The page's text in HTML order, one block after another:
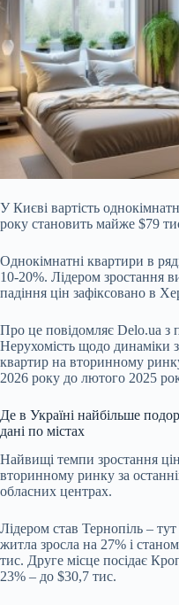
У Києві вартість
року становить майже $79
Однокімнатні квартири в
10-20%. Лідером зростання
падіння цін зафіксовано в
Про це повідомляє Delo.ua з
Нерухомість щодо динаміки
квартир на вторинному
2026 року до лютого 2025
Де в Україні найбільше
дані по містах
Найвищі темпи зростання
вторинному ринку за
обласних центрах.
Лідером став Тернопіль –
житла зросла на 27% і
тис. Друге місце посідає
23% – до $30,7 тис.